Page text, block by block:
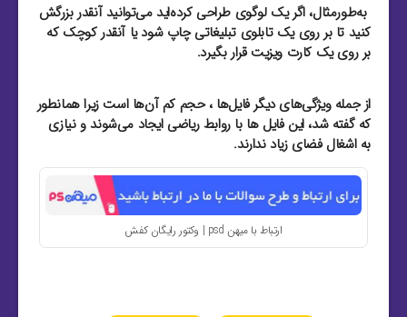
به‌طور‌مثال، اگر یک لوگوی طراحی کرده‌اید می‌توانید آنقدر بزرگش
کنید تا بر روی یک تابلوی تبلیغاتی چاپ شود یا آنقدر کوچک که
بر روی یک کارت ویزیت قرار بگیرد.
از جمله ویژگی‌های دیگر فایل‌ها ، حجم کم آن‌ها است زیرا همانطور
که گفته شد، این فایل‌ ها با روابط ریاضی ایجاد می‌شوند و نیازی
به اشغال فضای زیاد ندارند.
ارتباط با میهن psd | وکتور رایگان کفش